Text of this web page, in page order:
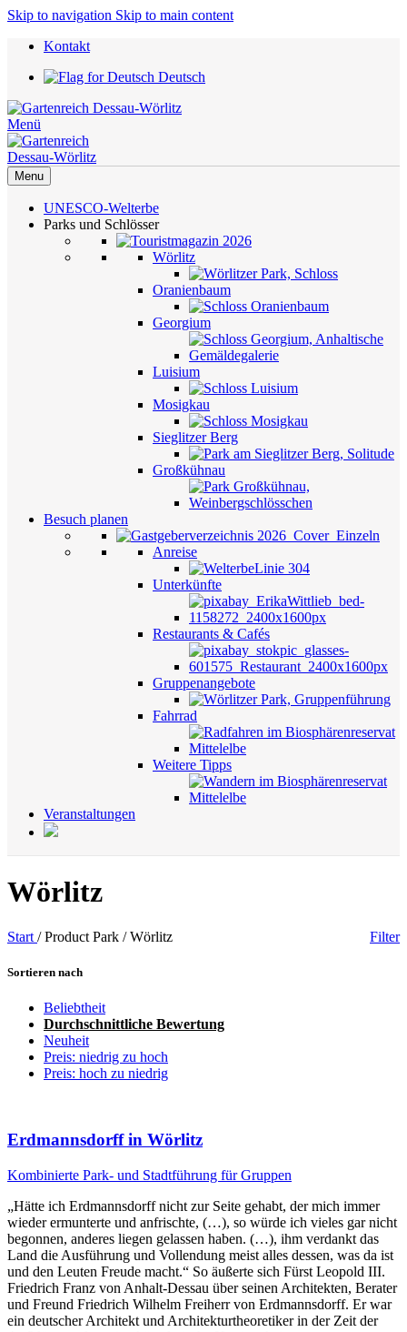
Skip to navigation Skip to main content
Kontakt
Deutsch
Menü
Menu
UNESCO-Welterbe
Parks und Schlösser
Wörlitz
Oranienbaum
Georgium
Luisium
Mosigkau
Sieglitzer Berg
Großkühnau
Besuch planen
Anreise
Unterkünfte
Restaurants & Cafés
Gruppenangebote
Fahrrad
Weitere Tipps
Veranstaltungen
Wörlitz
Start / Product Park / Wörlitz Filter
Sortieren nach
Beliebtheit
Durchschnittliche Bewertung
Neuheit
Preis: niedrig zu hoch
Preis: hoch zu niedrig
Erdmannsdorff in Wörlitz
Kombinierte Park- und Stadtführung für Gruppen
„Hätte ich Erdmannsdorff nicht zur Seite gehabt, der mich immer
wieder ermunterte und anfrischte, (…), so würde ich vieles gar nicht
begonnen, anderes liegen gelassen haben. (…), ihm verdankt das
Land die Ausführung und Vollendung meist alles dessen, was da ist
und den Leuten Freude macht.“ So äußerte sich Fürst Leopold III.
Friedrich Franz von Anhalt-Dessau über seinen Architekten, Berater
und Freund Friedrich Wilhelm Freiherr von Erdmannsdorff. Er war
ein deutscher Architekt und Architekturtheoretiker in der Zeit der